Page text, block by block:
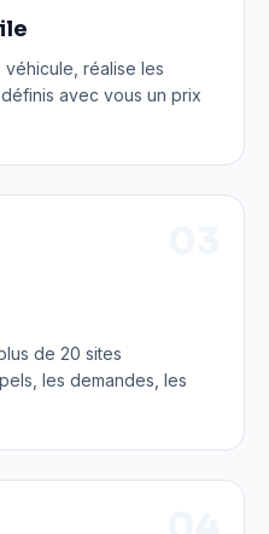
réalise les
avec vous un prix
de 20 sites
les demandes, les